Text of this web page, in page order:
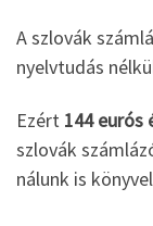
A szlovák
nyelvtudás
Ezért 144 eurós
szlovák
nálunk is